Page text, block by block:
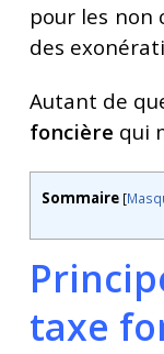
pour les non
des
Autant de
foncière qui
Sommaire [
taxe